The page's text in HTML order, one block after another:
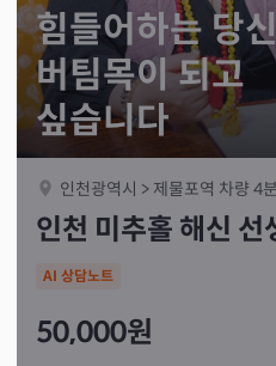
힘들어하는 당
버팀목이 되고
싶습니다
인천광역시 > 제물포역 차량 4
인천 미추홀 해신 선
AI 상담노트
50,000원